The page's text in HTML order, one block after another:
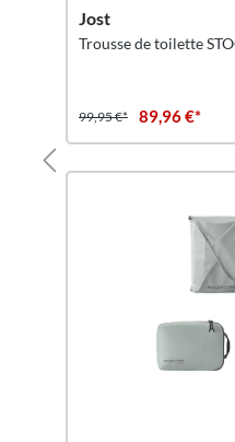
Jost
Trousse de toilette
99,95 €* 89,96 €*